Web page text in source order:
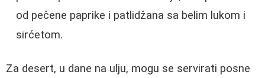
od pečene paprike i patlidžana sa belim lukom i
sirćetom.
Za desert, u dane na ulju, mogu se servirati posne